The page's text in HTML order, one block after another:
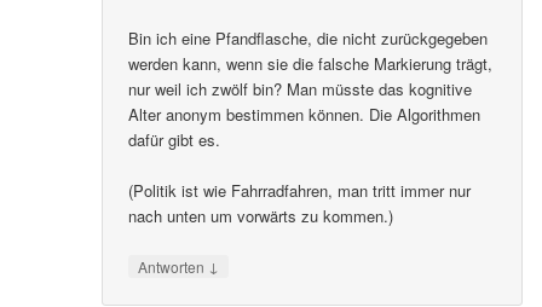
Bin ich eine Pfandflasche, die nicht zurückgegeben
werden kann, wenn sie die falsche Markierung trägt,
nur weil ich zwölf bin? Man müsste das kognitive
Alter anonym bestimmen können. Die Algorithmen
dafür gibt es.
(Politik ist wie Fahrradfahren, man tritt immer nur
nach unten um vorwärts zu kommen.)
Antworten ↓